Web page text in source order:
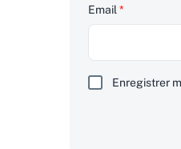
Email *
Enregistrer